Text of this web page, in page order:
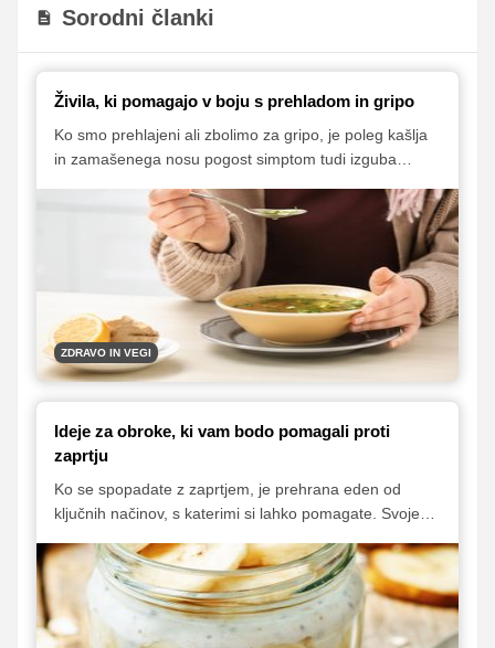
Sorodni članki
Živila, ki pomagajo v boju s prehladom in gripo
Ko smo prehlajeni ali zbolimo za gripo, je poleg kašlja
in zamašenega nosu pogost simptom tudi izguba
ključnega pomena, saj lahko telo le tako ohrani moč in
se ubrani pred škodljivimi vsiljivci.
ZDRAVO IN VEGI
Ideje za obroke, ki vam bodo pomagali proti
zaprtju
Ko se spopadate z zaprtjem, je prehrana eden od
ključnih načinov, s katerimi si lahko pomagate. Svoje
ključna hranila, še zlasti vlaknine in tekočino, ki
preprečujejo in lajšajo zaprtje. Začnite z zajtrkom,
nadaljujte s kosilom in ne pozabite tudi na večerjo. V
pomoč pri načrtovanju obrokov naj vam služijo naši